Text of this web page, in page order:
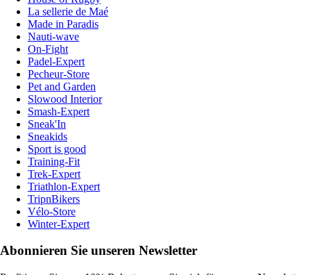
La sellerie de Maé
Made in Paradis
Nauti-wave
On-Fight
Padel-Expert
Pecheur-Store
Pet and Garden
Slowood Interior
Smash-Expert
Sneak'In
Sneakids
Sport is good
Training-Fit
Trek-Expert
Triathlon-Expert
TripnBikers
Vélo-Store
Winter-Expert
Abonnieren Sie unseren Newsletter